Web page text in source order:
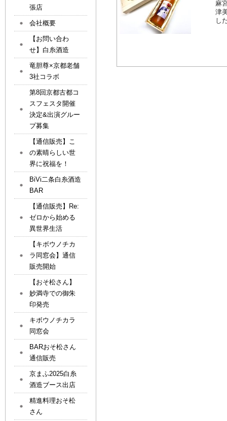
麻
津
し
張店
会社概要
【お問い合わ
せ】白糸酒造
竜胆尊×京都老舗
3社コラボ
第8回京都古都コ
スフェスタ開催
決定&出演グルー
プ募集
【通信販売】こ
の素晴らしい世
界に祝福を！
BiVi二条白糸酒造
BAR
【通信販売】Re:
ゼロから始める
異世界生活
【キボウノチカ
ラ同窓会】通信
販売開始
【おそ松さん】
妙満寺での御朱
印発売
キボウノチカラ
同窓会
BARおそ松さん
通信販売
京まふ2025白糸
酒造ブース出店
精進料理おそ松
さん